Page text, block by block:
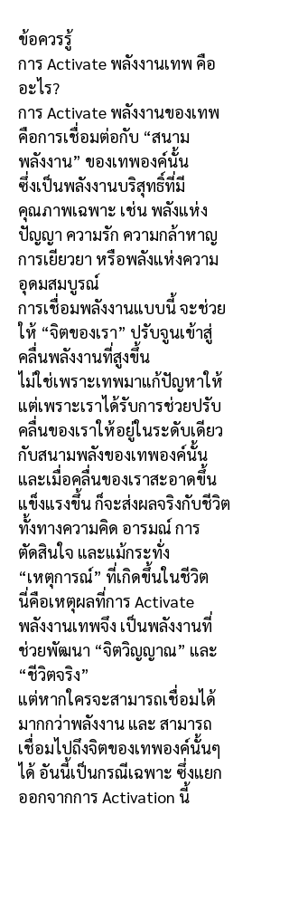
ข้อควรรู้
การ Activate พลังงานเทพ คือ
อะไร?
การ Activate พลังงานของเทพ
คือการเชื่อมต่อกับ “สนาม
พลังงาน” ของเทพองค์นั้น
ซึ่งเป็นพลังงานบริสุทธิ์ที่มี
คุณภาพเฉพาะ เช่น พลังแห่ง
ปัญญา ความรัก ความกล้าหาญ
การเยียวยา หรือพลังแห่งความ
อุดมสมบูรณ์
การเชื่อมพลังงานแบบนี้ จะช่วย
ให้ “จิตของเรา” ปรับจูนเข้าสู่
คลื่นพลังงานที่สูงขึ้น
ไม่ใช่เพราะเทพมาแก้ปัญหาให้
แต่เพราะเราได้รับการช่วยปรับ
คลื่นของเราให้อยู่ในระดับเดียว
กับสนามพลังของเทพองค์นั้น
และเมื่อคลื่นของเราสะอาดขึ้น
แข็งแรงขึ้น ก็จะส่งผลจริงกับชีวิต
ทั้งทางความคิด อารมณ์ การ
ตัดสินใจ และแม้กระทั่ง
“เหตุการณ์” ที่เกิดขึ้นในชีวิต
นี่คือเหตุผลที่การ Activate
พลังงานเทพจึง เป็นพลังงานที่
ช่วยพัฒนา “จิตวิญญาณ” และ
“ชีวิตจริง”
แต่หากใครจะสามารถเชื่อมได้
มากกว่าพลังงาน และ สามารถ
เชื่อมไปถึงจิตของเทพองค์นั้นๆ
ได้ อันนี้เป็นกรณีเฉพาะ ซึ่งแยก
ออกจากการ Activation นี้